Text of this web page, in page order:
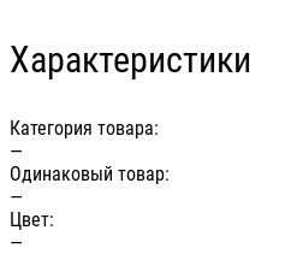
Характеристики
Категория товара:
—
Одинаковый товар:
—
Цвет:
—